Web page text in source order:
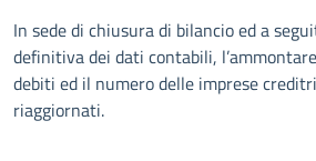
In sede di chiusura di bilancio ed a
definitiva dei dati contabili,
debiti ed il numero delle imprese
riaggiornati.